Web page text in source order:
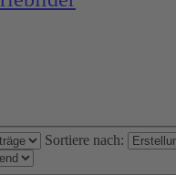
Sortiere nach: